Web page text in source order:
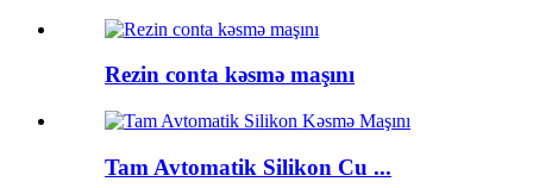
Rezin conta kəsmə maşını
Tam Avtomatik Silikon Cu ...